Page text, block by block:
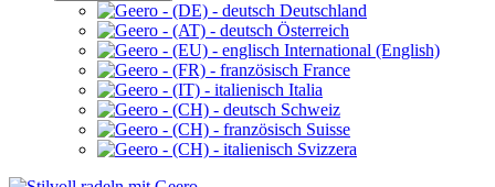
Deutschland
Österreich
International (English)
France
Italia
Schweiz
Suisse
Svizzera